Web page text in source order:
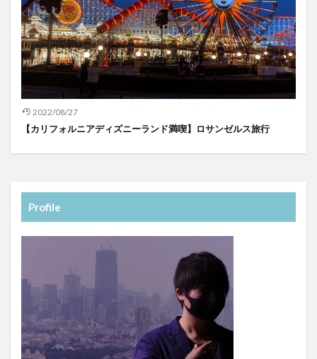
2022/08/27
【カリフォルニアディズニーランド満喫】ロサンゼルス旅行
Profile